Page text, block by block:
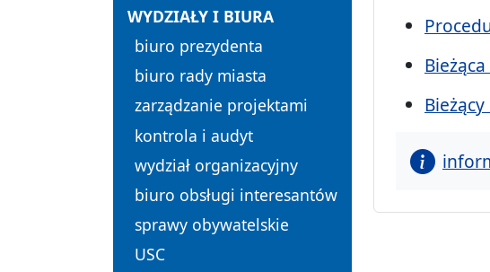
WYDZIAŁY I BIURA
biuro prezydenta
biuro rady miasta
zarządzanie projektami
kontrola i audyt
wydział organizacyjny
biuro obsługi interesantów
sprawy obywatelskie
USC